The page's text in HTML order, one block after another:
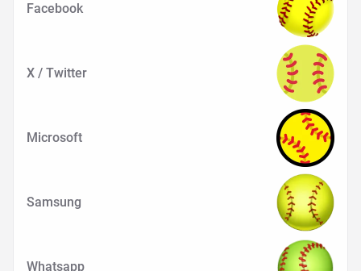
Facebook
X / Twitter
Microsoft
Samsung
Whatsapp